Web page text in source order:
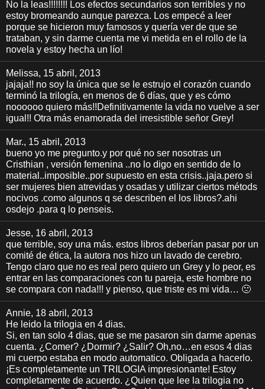
No la leas!!!!!!!! Los efectos secundarios son terribles y no
estoy bromeando aunque parezca. Los empecé a leer
porque se hicieron muy famosos y quería ver de que se
trataban, y sin darme cuenta me vi metida en el rollo de la
novela y estoy hecha un lío!
Melissa, 15 abril, 2013
jajaja!! no soy la única que se le estrujo el corazón cuando
terminó la trilogía, en menos de 6 días, que y es cómo
noooooo quiero más!!Definitivamente la vida no vuelve a ser
igual!! Otra más enamorada del irresistible señor Grey!
Mar., 15 abril, 2013
bueno yo me pregunto.y por qué no ser nosotras un
Cristhian , versión femenina ..no lo digo en sentido de lo
material..imposible..por supuesto en esta crisis..jaja.pero si
ser mujeres bien atrevidas y osadas y utilizar ciertos métods
nocivos .como algunos q se describen el los libros?.ahi
osdejo .para q lo penseis.
Jesse, 16 abril, 2013
que terrible, soy una más. estos libros deberían pasar por un
comité de ética, la autora nos hizo un lavado de cerebro.
Tengo claro que no es real pero quiero un Grey y lo peor, es
entrar en las comparaciones con tu pareja, este hombre no
se compara con nada!!! y pienso, que triste es mi vida… 🙁
Annie, 18 abril, 2013
He leido la trilogia en 4 dias.
Si, en tan solo 4 dias, que se me pasaron sin darme apenas
cuenta. ¿Comer? ¿Dormir? ¿Salir? Oh,no…en esos 4 dias
mi cuerpo estaba en modo automatico. Obligada a hacerlo.
¡Es completamente un TRILOGIA impresionante! Estoy
completamente de acuerdo. ¿Quien que lee la trilogia no